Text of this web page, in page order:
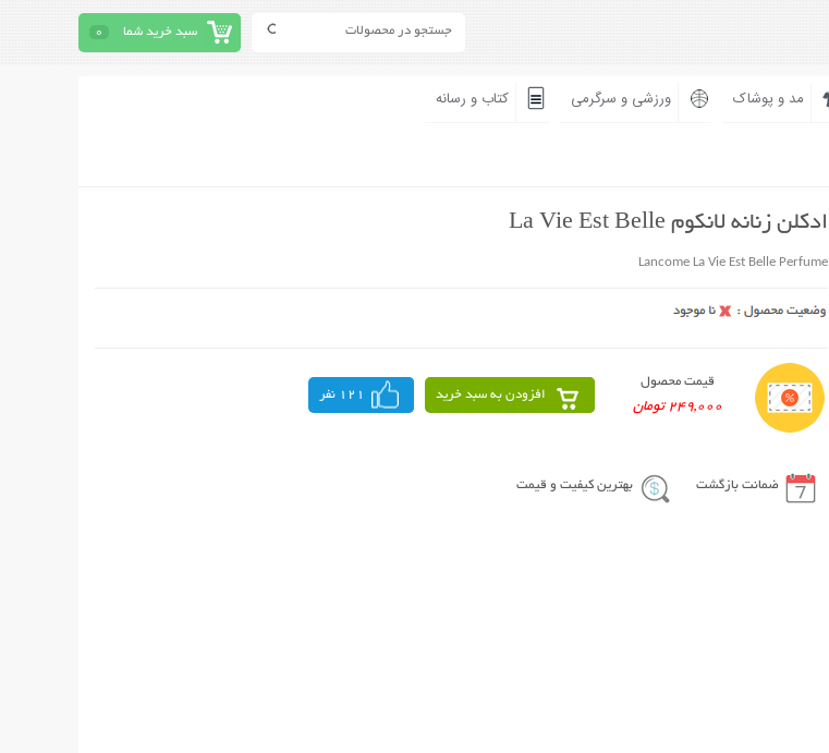
سبد خرید شما 0
مد و پوشاک ورزشی و سرگرمی کتاب و رسانه
ادکلن زنانه لانکوم La Vie Est Belle
Lancome La Vie Est Belle Perfume
قیمت محصول
249,000 تومان
افزودن به سبد خرید 121 نفر
ضمانت بازگشت بهترین کیفیت و قیمت